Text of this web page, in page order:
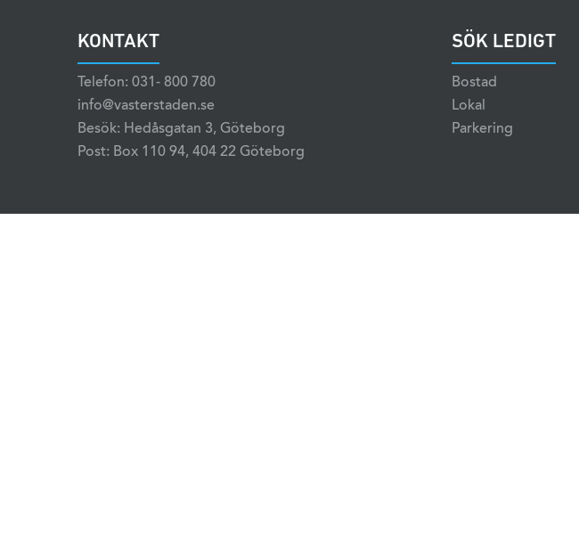
KONTAKT
Telefon: 031- 800 780
info@vasterstaden.se
Besök: Hedåsgatan 3, Göteborg
Post: Box 110 94, 404 22 Göteborg
SÖK LEDIGT
Bostad
Lokal
Parkering